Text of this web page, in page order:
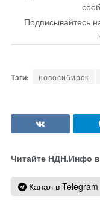
Подписывайтесь
новосибирск
Читайте НДН.Инфо в
Канал в Telegram